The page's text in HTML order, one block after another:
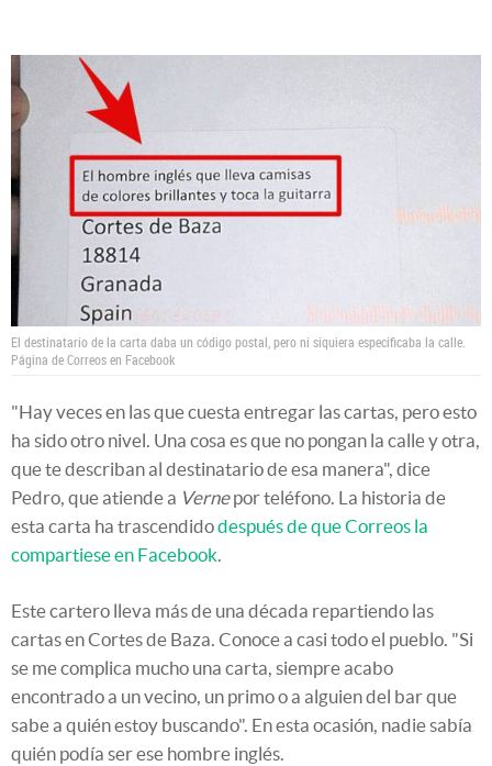
El destinatario de la carta daba un código postal, pero ni siquiera especificaba la calle.
Página de Correos en Facebook
"Hay veces en las que cuesta entregar las cartas, pero esto
ha sido otro nivel. Una cosa es que no pongan la calle y otra,
que te describan al destinatario de esa manera", dice
Pedro, que atiende a Vernepor teléfono. La historia de
esta carta ha trascendidodespués de que Correos la
compartiese en Facebook.
Este cartero lleva más de una década repartiendo las
cartas en Cortes de Baza. Conoce a casi todo el pueblo. "Si
se me complica mucho una carta, siempre acabo
encontrado a un vecino, un primo o a alguien del bar que
sabe a quién estoy buscando". En esta ocasión, nadie sabía
quién podía ser ese hombre inglés.